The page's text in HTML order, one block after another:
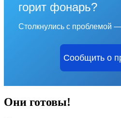
горит фонарь?
Столкнулись с проблемой
Сообщить о
Они готовы!